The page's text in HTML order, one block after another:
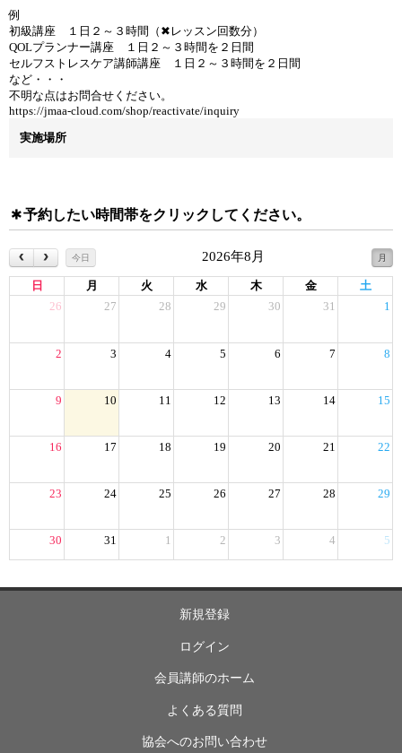
例
初級講座 １日２～３時間（✖レッスン回数分）
QOLプランナー講座 １日２～３時間を２日間
セルフストレスケア講師講座 １日２～３時間を２日間
など・・・
不明な点はお問合せください。
https://jmaa-cloud.com/shop/reactivate/inquiry
実施場所
予約したい時間帯をクリックしてください。
今日 月
2026年8月
日 月 火 水 木 金
土
26
27 28 29 30 31 1
2 3 4 5 6 7 8
9 10 11 12 13 14 15
16 17 18 19 20 21 22
23 24 25 26 27 28 29
30 31 1 2 3 4 5
新規登録
ログイン
会員講師のホーム
よくある質問
協会へのお問い合わせ